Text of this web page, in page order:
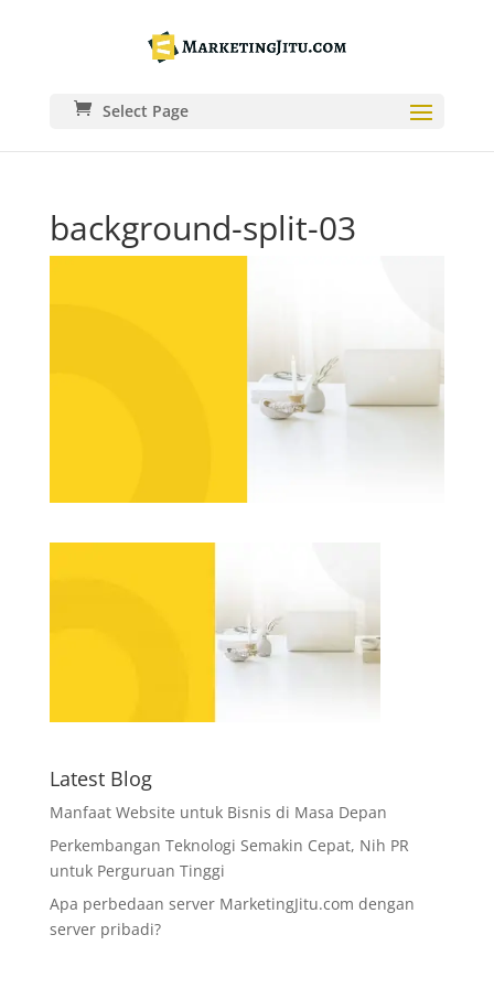
Select Page
background-split-03
Latest Blog
Manfaat Website untuk Bisnis di Masa Depan
Perkembangan Teknologi Semakin Cepat, Nih PR
untuk Perguruan Tinggi
Apa perbedaan server MarketingJitu.com dengan
server pribadi?